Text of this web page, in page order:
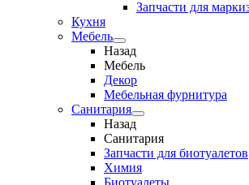
Запчасти для
Кухня
Мебель
Назад
Мебель
Декор
Мебельная фурнитура
Санитария
Назад
Санитария
Запчасти для биотуалетов
Химия
Биотуалеты